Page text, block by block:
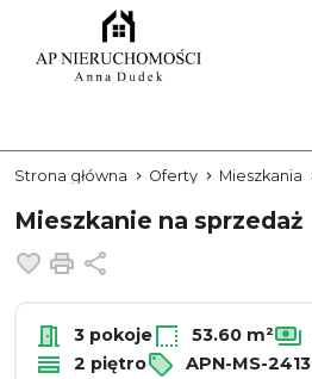
Strona główna Oferty Mieszkania
Mieszkanie na sprzedaż
Dodaj do ulubionych
Drukuj
3 pokoje 53.60 m²
2 piętro
APN-MS-2413